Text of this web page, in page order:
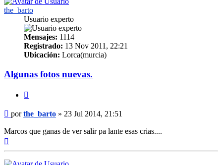
the_barto
Usuario experto
Mensajes: 1114
Registrado: 13 Nov 2011, 22:21
Ubicación: Lorca(murcia)
Algunas fotos nuevas.
Mensaje
porthe_barto » 23 Jul 2014, 21:51
Marcos que ganas de ver salir pa lante esas crias....